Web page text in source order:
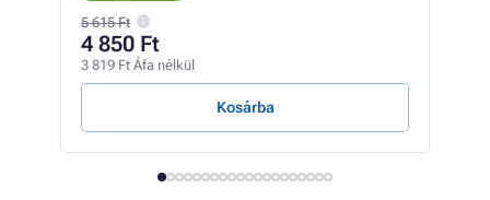
5 615 Ft
4 850 Ft
3 819 Ft Áfa nélkül
Kosárba